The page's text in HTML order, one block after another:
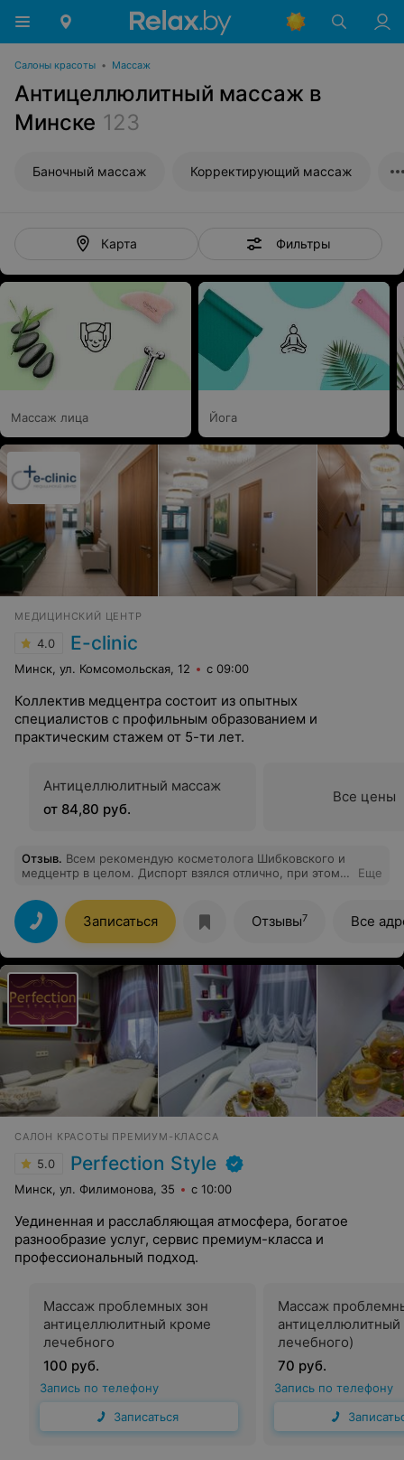
Салоны красоты • Массаж
Антицеллюлитный массаж в
Минске 123
Баночный массаж Корректирующий массаж
Карта Фильтры
Массаж лица Йога
МЕДИЦИНСКИЙ ЦЕНТР
4.0 E-clinic
Минск, ул. Комсомольская, 12 с 09:00
Коллектив медцентра состоит из опытных
специалистов с профильным образованием и
практическим стажем от 5-ти лет.
Антицеллюлитный массаж
от 84,80 руб.
Все цены
Отзыв. Всем рекомендую косметолога Шибковского и
медцентр в целом. Диспорт взялся отлично, при этом
только результатом, но и ценой. Доктор подошел к
вопросу как настоящий профессионал -делаю
процедуру не первый раз, есть с чем сравнить. Уже
записалась к нему на губы и плазмолифтинг
Еще
Записаться Отзывы7 Все
САЛОН КРАСОТЫ ПРЕМИУМ-КЛАССА
5.0 Perfection Style
Минск, ул. Филимонова, 35 с 10:00
Уединенная и расслабляющая атмосфера, богатое
разнообразие услуг, сервис премиум-класса и
профессиональный подход.
Массаж проблемных зон
антицеллюлитный кроме
лечебного
100 руб.
Запись по телефону
Записаться
Массаж
лечебного)
70 руб.
Запись по телефону